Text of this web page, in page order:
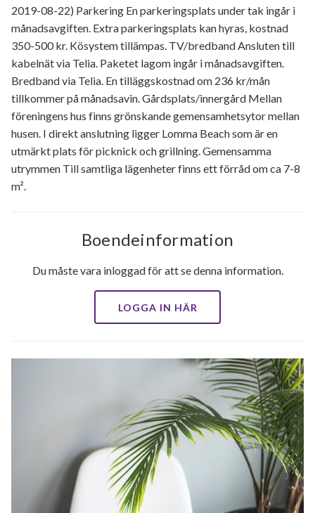
2019-08-22) Parkering En parkeringsplats under tak ingår i
månadsavgiften. Extra parkeringsplats kan hyras, kostnad
350-500 kr. Kösystem tillämpas. TV/bredband Ansluten till
kabelnät via Telia. Paketet lagom ingår i månadsavgiften.
Bredband via Telia. En tilläggskostnad om 236 kr/mån
tillkommer på månadsavin. Gårdsplats/innergård Mellan
föreningens hus finns grönskande gemensamhetsytor mellan
husen. I direkt anslutning ligger Lomma Beach som är en
utmärkt plats för picknick och grillning. Gemensamma
utrymmen Till samtliga lägenheter finns ett förråd om ca 7-8
m².
Boendeinformation
Du måste vara inloggad för att se denna information.
LOGGA IN HÄR